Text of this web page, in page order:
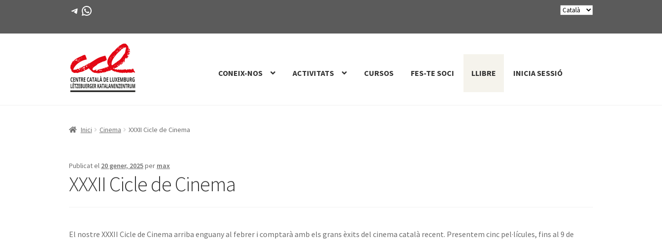
Telegram
WhatsApp
Salta
a
Vés
al
CONEIX-NOS ACTIVITATS CURSOS FES-TE SOCI LLIBRE INICIA SESSIÓ
Inici Cinema XXXII Cicle de Cinema
Publicat el 20 gener, 2025per max
XXXII Cicle de Cinema
El nostre XXXII Cicle de Cinema arriba enguany al febrer i comptarà amb els grans èxits del cinema català recent. Presentem cinc pel·lícules, fins al 9 de